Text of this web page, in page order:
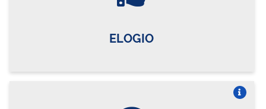
ELOGIO